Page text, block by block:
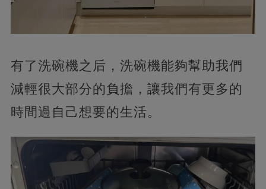
有了洗碗機之后，洗碗機能夠幫助我們
減輕很大部分的負擔，讓我們有更多的
時間過自己想要的生活。